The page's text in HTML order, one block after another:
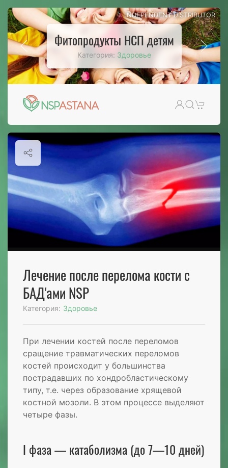
Жидкий Хлорофилл - зеленое чудо
природы
INDEPENDENT DISTRIBUTOR
Лечение после перелома кости c
БАД'ами NSP
Категория: Здоровье
При лечении костей после переломов
сращение травматических переломов
костей происходит у большинства
пострадавших по хондробластическому
типу, т.е. через образование хрящевой
костной мозоли. В этом процессе выделяют
четыре фазы.
I фаза — катаболизма (до 7—10 дней)